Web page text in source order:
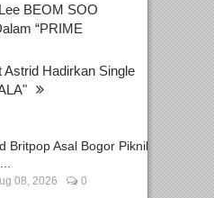
BEOM SOO
“PRIME
Astrid Hadirkan Single
Britpop Asal Bogor Piknik
08, 2026 0